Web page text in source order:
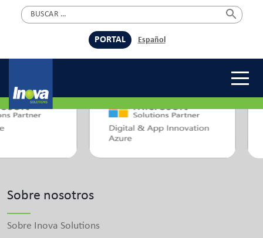
Buscar:
PORTAL Español
Home»Product Overview»soluciones en la nube
Premios
Sobre nosotros
Sobre Inova Solutions